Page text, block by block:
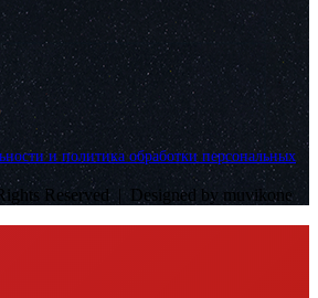
и политика обработки персональных
Reserved |
Designed by muvikone